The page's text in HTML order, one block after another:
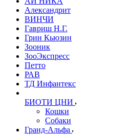
Александрит
ВИНЧИ
Гавриш Н.Г.
Грин Кьюзин
Зооник
ЗооЭкспресс
Петто
РАВ
ТД Инфантекс
БИОТИ ЦНИ
Кошки
Собаки
Гранд-Альфа